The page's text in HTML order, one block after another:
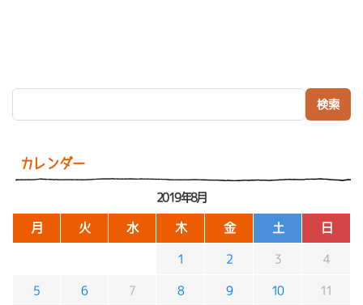
カレンダー
2019年8月
月 火 水 木 金 土 日
1 2 3 4
5 6 7 8 9 10 11